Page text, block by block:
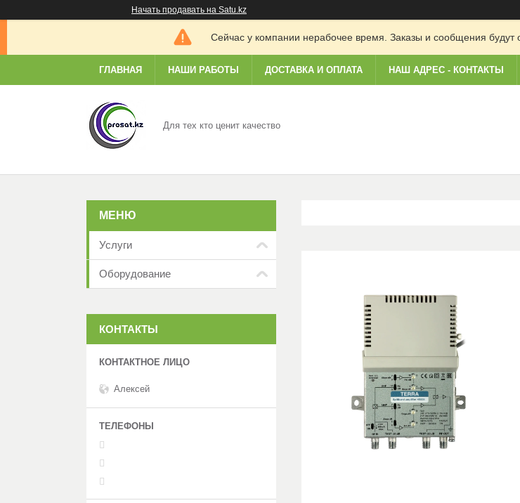
Начать продавать на Satu.kz
Сейчас у компании нерабочее время. Заказы и сообщения
ГЛАВНАЯ НАШИ РАБОТЫ ДОСТАВКА И ОПЛАТА НАШ АДРЕС - КОНТАКТЫ
Для тех кто ценит качество
Услуги
Оборудование
КОНТАКТЫ
Алексей